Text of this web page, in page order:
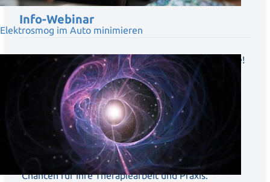
Elektrosmog im Auto minimieren
Info-Webinar
Entdecken Sie das Potenzial der Qi Quant Produkte!
Tauchen Sie ein in die Innovationen von Qi Quant
und erweitern Sie Ihre Fähigkeiten als Therapeut
und Therapeutin! In unserem kostenlosen Info-
Webinar erfahren Sie alles, was Sie über die
innovativen Qi Quant Technologie und deren
vielfältige Einsatzmöglichkeiten wissen müssen.
Erkennen Sie dabei auch die wirtschaftlichen
Chancen für Ihre Therapiearbeit und Praxis.